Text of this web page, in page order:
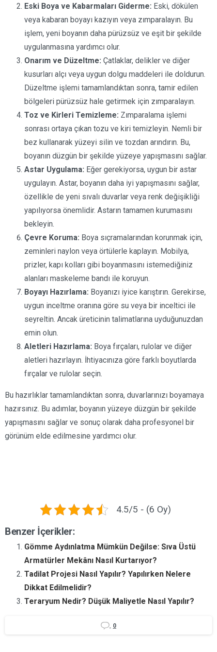
Eski Boya ve Kabarmaları Giderme: Eski, dökülen
veya kabaran boyayı kazıyın veya zımparalayın. Bu
işlem, yeni boyanın daha pürüzsüz ve eşit bir şekilde
uygulanmasına yardımcı olur.
Onarım ve Düzeltme: Çatlaklar, delikler ve diğer
kusurları alçı veya uygun dolgu maddeleri ile doldurun.
Düzeltme işlemi tamamlandıktan sonra, tamir edilen
bölgeleri pürüzsüz hale getirmek için zımparalayın.
Toz ve Kirleri Temizleme: Zımparalama işlemi
sonrası ortaya çıkan tozu ve kiri temizleyin. Nemli bir
bez kullanarak yüzeyi silin ve tozdan arındırın. Bu,
boyanın düzgün bir şekilde yüzeye yapışmasını sağlar.
Astar Uygulama: Eğer gerekiyorsa, uygun bir astar
uygulayın. Astar, boyanın daha iyi yapışmasını sağlar,
özellikle de yeni sıvalı duvarlar veya renk değişikliği
yapılıyorsa önemlidir. Astarın tamamen kurumasını
bekleyin.
Çevre Koruma: Boya sıçramalarından korunmak için,
zeminleri naylon veya örtülerle kaplayın. Mobilya,
prizler, kapı kolları gibi boyanmasını istemediğiniz
alanları maskeleme bandı ile koruyun.
Boyayı Hazırlama: Boyanızı iyice karıştırın. Gerekirse,
uygun inceltme oranına göre su veya bir inceltici ile
seyreltin. Ancak üreticinin talimatlarına uyduğunuzdan
emin olun.
Aletleri Hazırlama: Boya fırçaları, rulolar ve diğer
aletleri hazırlayın. İhtiyacınıza göre farklı boyutlarda
fırçalar ve rulolar seçin.
Bu hazırlıklar tamamlandıktan sonra, duvarlarınızı boyamaya
hazırsınız. Bu adımlar, boyanın yüzeye düzgün bir şekilde
yapışmasını sağlar ve sonuç olarak daha profesyonel bir
görünüm elde edilmesine yardımcı olur.
4.5/5 - (6 Oy)
Benzer İçerikler:
Gömme Aydınlatma Mümkün Değilse: Sıva Üstü
Armatürler Mekânı Nasıl Kurtarıyor?
Tadilat Projesi Nasıl Yapılır? Yapılırken Nelere
Dikkat Edilmelidir?
Teraryum Nedir? Düşük Maliyetle Nasıl Yapılır?
0